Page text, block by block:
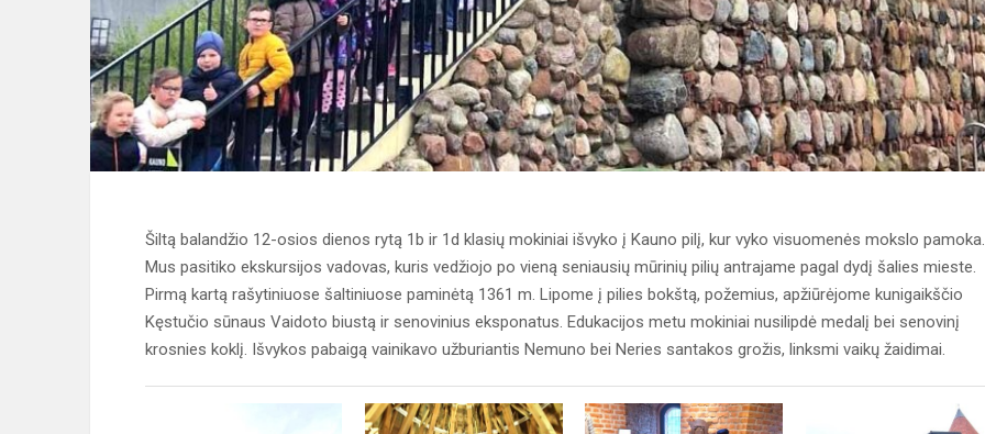
Šiltą balandžio 12-osios dienos rytą 1b ir 1d klasių mokiniai išvyko į Kauno pilį, kur vyko visuomenės mokslo pamoka.
Mus pasitiko ekskursijos vadovas, kuris vedžiojo po vieną seniausių mūrinių pilių antrajame pagal dydį šalies mieste.
Pirmą kartą rašytiniuose šaltiniuose paminėtą 1361 m. Lipome į pilies bokštą, požemius, apžiūrėjome kunigaikščio
Kęstučio sūnaus Vaidoto biustą ir senovinius eksponatus. Edukacijos metu mokiniai nusilipdė medalį bei senovinį
krosnies koklį. Išvykos pabaigą vainikavo užburiantis Nemuno bei Neries santakos grožis, linksmi vaikų žaidimai.